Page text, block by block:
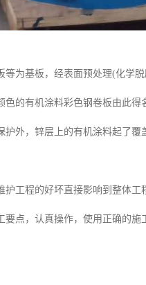
为基板，经表面预处理(化学
的有机涂料彩色钢卷板由此得
外，锌层上的有机涂料起了覆
工程的好坏直接影响到整体
点，认真操作，使用正确的